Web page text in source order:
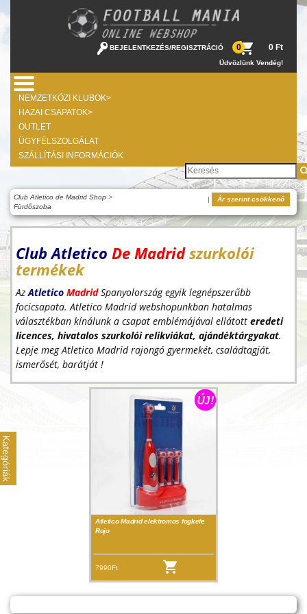
BEJELENTKEZÉS/REGISZTRÁCIÓ 0 0 Ft
Üdvözlünk Vendég!
NEMZETKÖZI KLUBOK>
HAZAI CSAPATOK>
OUTLET
ÜGYFÉLSZOLGÁLAT
SZÁLLÍTÁSI INFORMÁCIÓK
Kategóriák
Club Atletico de Madrid Shop >
Fürdőszoba
| Ár szerint csökkenő
Club Atletico DeMadridszurkolói
termékek
AzAtletico MadridSpanyolország egyik legnépszerűbb
focicsapata. Atletico Madrid webshopunkban hatalmas
választékban kínálunk a csapat emblémájával ellátott eredeti
licences, hivatalos szurkolói relikviákat, ajándéktárgyakat.
Lepje meg Atletico Madrid rajongó gyermekét, családtagját,
ismerősét, barátját !
Atletico Madrid elektromos fogkefe
Rojo
7990Ft